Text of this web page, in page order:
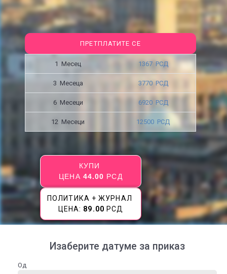
ПРЕТПЛАТИТЕ СЕ
1 Месец 1367 РСД
3 Месецa 3770 РСД
6 Месеци 6920 РСД
12 Месеци 12500 РСД
КУПИ
ЦЕНА 44.00 РСД
ПОЛИТИКА + ЖУРНАЛ
ЦЕНА: 89.00 РСД
Изаберите датуме за приказ
Од